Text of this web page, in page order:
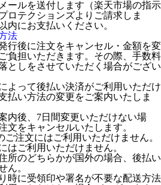
ールを送付します（楽天市場の指示
ロテクションズよりご請求しま
内にお支払いください。
法
行後に注文をキャンセル・金額を変
負担いただきます。その際、手数料
としをさせていただく場合がござい
よって後払い決済がご利用いただけ
払い方法の変更をご案内いたしま
内後、7日間変更いただけない場
文をキャンセルいたします。
注文にはご利用いただけません。
ご利用いただけません。
所のどちらかが国外の場合、後払い
ん。
時に受領印や署名が不要な配送方法